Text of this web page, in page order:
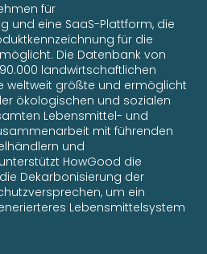
für
und eine SaaS-Plattform, die
für die
Die Datenbank von
landwirtschaftlichen
weltweit größte und ermöglicht
ökologischen und sozialen
Lebensmittel- und
mit führenden
und
HowGood die
Dekarbonisierung der
um ein
Lebensmittelsystem